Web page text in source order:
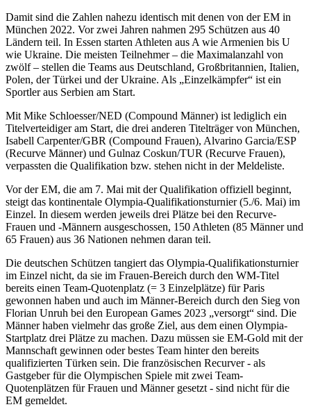
Damit sind die Zahlen nahezu identisch mit denen von der EM in
München 2022. Vor zwei Jahren nahmen 295 Schützen aus 40
Ländern teil. In Essen starten Athleten aus A wie Armenien bis U
wie Ukraine. Die meisten Teilnehmer – die Maximalanzahl von
zwölf – stellen die Teams aus Deutschland, Großbritannien, Italien,
Polen, der Türkei und der Ukraine. Als „Einzelkämpfer“ ist ein
Sportler aus Serbien am Start.
Mit Mike Schloesser/NED (Compound Männer) ist lediglich ein
Titelverteidiger am Start, die drei anderen Titelträger von München,
Isabell Carpenter/GBR (Compound Frauen), Alvarino Garcia/ESP
(Recurve Männer) und Gulnaz Coskun/TUR (Recurve Frauen),
verpassten die Qualifikation bzw. stehen nicht in der Meldeliste.
Vor der EM, die am 7. Mai mit der Qualifikation offiziell beginnt,
steigt das kontinentale Olympia-Qualifikationsturnier (5./6. Mai) im
Einzel. In diesem werden jeweils drei Plätze bei den Recurve-
Frauen und -Männern ausgeschossen, 150 Athleten (85 Männer und
65 Frauen) aus 36 Nationen nehmen daran teil.
Die deutschen Schützen tangiert das Olympia-Qualifikationsturnier
im Einzel nicht, da sie im Frauen-Bereich durch den WM-Titel
bereits einen Team-Quotenplatz (= 3 Einzelplätze) für Paris
gewonnen haben und auch im Männer-Bereich durch den Sieg von
Florian Unruh bei den European Games 2023 „versorgt“ sind. Die
Männer haben vielmehr das große Ziel, aus dem einen Olympia-
Startplatz drei Plätze zu machen. Dazu müssen sie EM-Gold mit der
Mannschaft gewinnen oder bestes Team hinter den bereits
qualifizierten Türken sein. Die französischen Recurver - als
Gastgeber für die Olympischen Spiele mit zwei Team-
Quotenplätzen für Frauen und Männer gesetzt - sind nicht für die
EM gemeldet.